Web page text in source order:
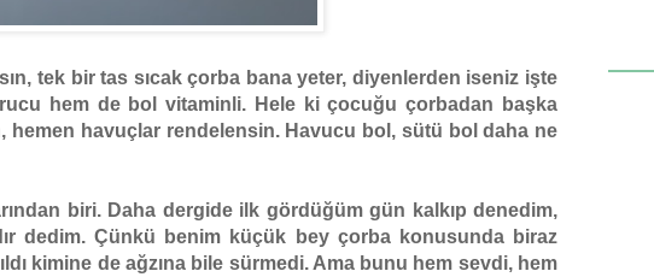
tek bir tas sıcak çorba bana yeter, diyenlerden iseniz işte
hem de bol vitaminli. Hele ki çocuğu çorbadan başka
hemen havuçlar rendelensin. Havucu bol, sütü bol daha ne
biri. Daha dergide ilk gördüğüm gün kalkıp denedim,
dedim. Çünkü benim küçük bey çorba konusunda biraz
kimine de ağzına bile sürmedi. Ama bunu hem sevdi, hem